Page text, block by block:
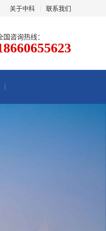
关于中科 联系我们
国咨询热线：